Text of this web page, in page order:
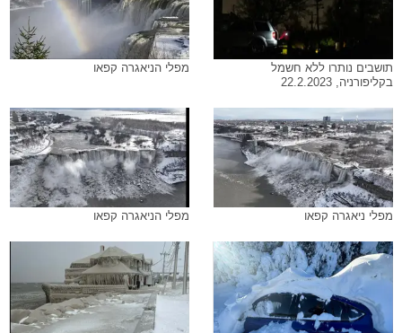
תושבים נותרו ללא חשמל
בקליפורניה, 22.2.2023
מפלי הניאגרה קפאו
מפלי ניאגרה קפאו מפלי הניאגרה קפאו